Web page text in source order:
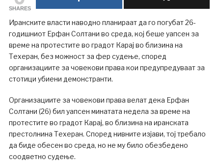
SHARES
Иранските власти наводно планираат да го погубат 26-
годишниот Ерфан Солтани во среда, кој беше уапсен за
време на протестите во градот Карај во близина на
Техеран, без можност за фер судење, според
организациите за човекови права кои предупредуваат за
стотици убиени демонстранти.
Организациите за човекови права велат дека Ерфан
Солтани (26) бил уапсен минатата недела за време на
протестите во градот Карај, во близина на иранската
престолнина Техеран. Според нивните изјави, тој требало
да биде обесен во среда, но не му било обезбедено
соодветно судење.